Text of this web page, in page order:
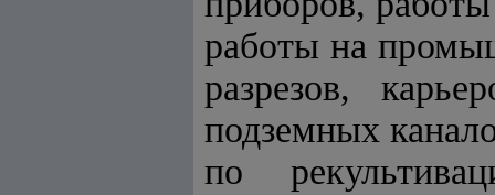
работы на
разрезов,
подземных
по